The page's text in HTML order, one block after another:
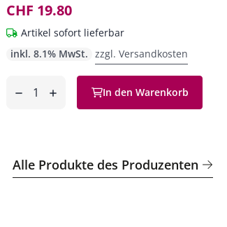
CHF 19.80
Artikel sofort lieferbar
inkl. 8.1% MwSt. zzgl. Versandkosten
In den Warenkorb
Alle Produkte des Produzenten